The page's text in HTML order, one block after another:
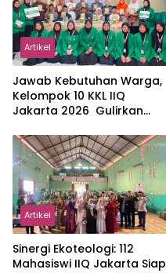
Artikel
Jawab Kebutuhan Warga,
Kelompok 10 KKL IIQ
Jakarta 2026 Gulirkan
Sukamanah
Artikel
‎Sinergi Ekoteologi: 112
Mahasiswi IIQ Jakarta Siap